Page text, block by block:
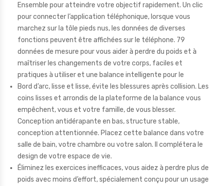
Ensemble pour atteindre votre objectif rapidement. Un clic
pour connecter l’application téléphonique, lorsque vous
marchez sur la tôle pieds nus, les données de diverses
fonctions peuvent être affichées sur le téléphone. 79
données de mesure pour vous aider à perdre du poids et à
maîtriser les changements de votre corps, faciles et
pratiques à utiliser et une balance intelligente pour le
Bord d’arc, lisse et lisse, évite les blessures après collision. Les
coins lisses et arrondis de la plateforme de la balance vous
empêchent, vous et votre famille, de vous blesser.
Conception antidérapante en bas, structure stable,
conception attentionnée. Placez cette balance dans votre
salle de bain, votre chambre ou votre salon. Il complétera le
design de votre espace de vie.
Éliminez les exercices inefficaces, vous aidez à perdre plus de
poids avec moins d’effort, spécialement conçu pour un usage